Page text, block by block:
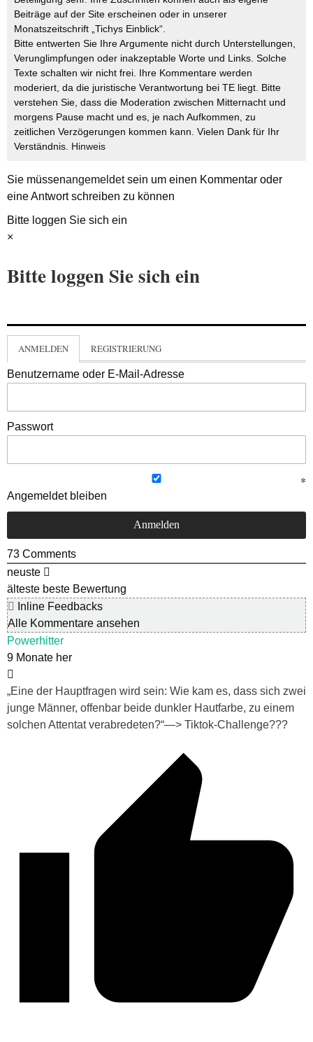
Beiträge auf der Site erscheinen oder in unserer
Monatszeitschrift „Tichys Einblick“.
Bitte entwerten Sie Ihre Argumente nicht durch Unterstellungen,
Verunglimpfungen oder inakzeptable Worte und Links. Solche
Texte schalten wir nicht frei. Ihre Kommentare werden
moderiert, da die juristische Verantwortung bei TE liegt. Bitte
verstehen Sie, dass die Moderation zwischen Mitternacht und
morgens Pause macht und es, je nach Aufkommen, zu
zeitlichen Verzögerungen kommen kann. Vielen Dank für Ihr
Verständnis. Hinweis
Sie müssenangemeldetsein um einen Kommentar oder
eine Antwort schreiben zu können
Bitte loggen Sie sich ein
×
Bitte loggen Sie sich ein
ANMELDEN REGISTRIERUNG
Benutzername oder E-Mail-Adresse
Passwort
Angemeldet bleiben
73 Comments
neuste
älteste beste Bewertung
Inline Feedbacks
Alle Kommentare ansehen
Powerhitter
9 Monate her
„Eine der Hauptfragen wird sein: Wie kam es, dass sich zwei
junge Männer, offenbar beide dunkler Hautfarbe, zu einem
solchen Attentat verabredeten?“—> Tiktok-Challenge???